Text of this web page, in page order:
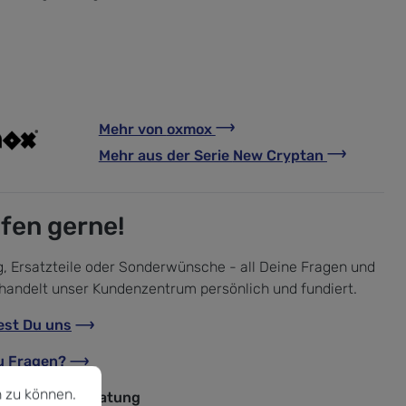
Mehr von oxmox
Mehr aus der Serie New Cryptan
gerne!
Ersatzteile oder Sonderwünsche - all Deine Fragen und
unser Kundenzentrum persönlich und fundiert.
Du uns
Fragen?
Fachberatung
Mehr Informationen ...
können.